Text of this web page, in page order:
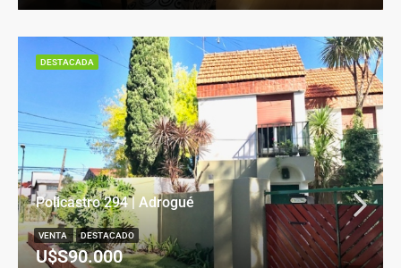
Policastro 294 | Adrogué
U$S90.000
VENTA DESTACADO
DESTACADA